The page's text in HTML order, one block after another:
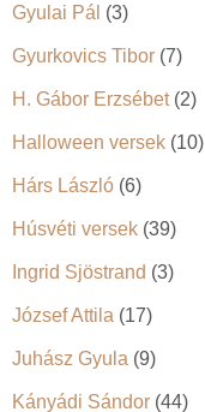
Gyulai Pál (3)
Gyurkovics Tibor (7)
H. Gábor Erzsébet(2)
Halloween versek (10)
Hárs László (6)
Húsvéti versek (39)
Ingrid Sjöstrand (3)
József Attila (17)
Juhász Gyula (9)
Kányádi Sándor (44)